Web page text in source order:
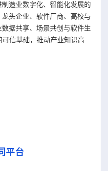
造业数字化、智能化发展的
头企业、软件厂商、高校与
据共享、场景共创与软件生
信基础，推动产业知识高
平台